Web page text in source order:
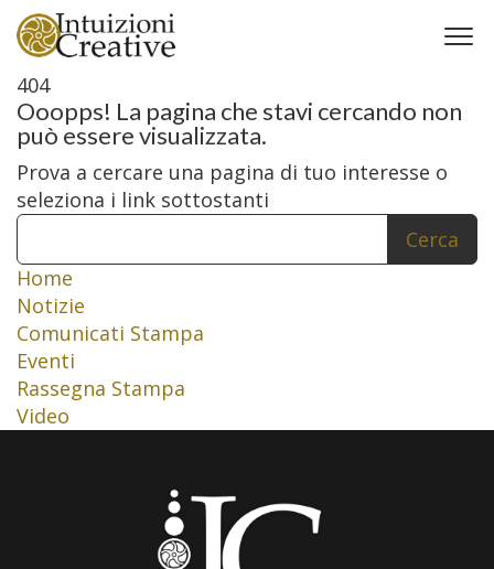
404
Ooopps! La pagina che stavi cercando non
può essere visualizzata.
Prova a cercare una pagina di tuo interesse o
seleziona i link sottostanti
Cerca
Home
Notizie
Comunicati Stampa
Eventi
Rassegna Stampa
Video